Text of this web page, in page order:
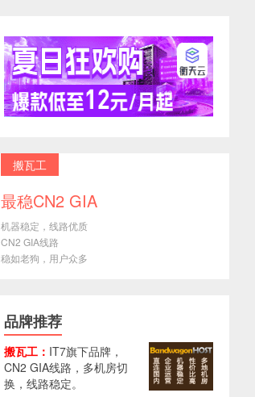
搬瓦工
最稳CN2 GIA
机器稳定，线路优质
CN2 GIA线路
稳如老狗，用户众多
品牌推荐
搬瓦工： IT7旗下品牌，
CN2 GIA线路，多机房切
换，线路稳定。